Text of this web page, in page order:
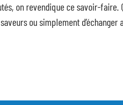
on revendique ce savoir-faire.
ou simplement d’échanger